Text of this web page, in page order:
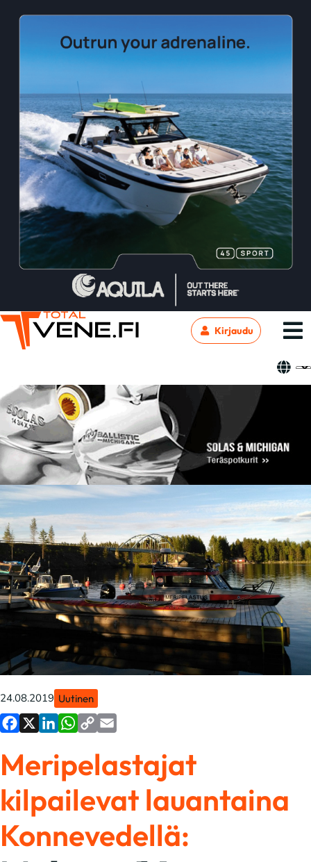
Kirjaudu
24.08.2019 Uutinen
Link
Meripelastajat
kilpailevat lauantaina
Konnevedellä: